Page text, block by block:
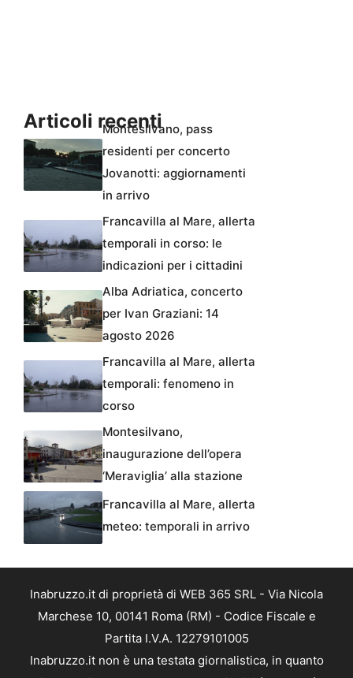
Articoli recenti
Montesilvano, pass
residenti per concerto
Jovanotti: aggiornamenti
in arrivo
Francavilla al Mare, allerta
temporali in corso: le
indicazioni per i cittadini
Alba Adriatica, concerto
per Ivan Graziani: 14
agosto 2026
Francavilla al Mare, allerta
temporali: fenomeno in
corso
Montesilvano,
inaugurazione dell’opera
‘Meraviglia’ alla stazione
Francavilla al Mare, allerta
meteo: temporali in arrivo
Inabruzzo.it di proprietà di WEB 365 SRL - Via Nicola
Marchese 10, 00141 Roma (RM) - Codice Fiscale e
Partita I.V.A. 12279101005
Inabruzzo.it non è una testata giornalistica, in quanto